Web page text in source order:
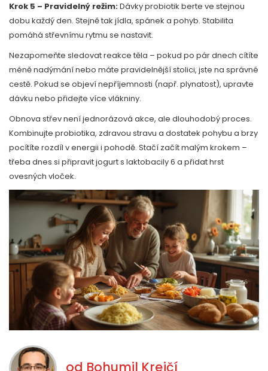
Krok 5 – Pravidelný režim:Dávky probiotik berte ve stejnou
dobu každý den. Stejně tak jídla, spánek a pohyb. Stabilita
pomáhá střevnímu rytmu se nastavit.
Nezapomeňte sledovat reakce těla – pokud po pár dnech cítíte
méně nadýmání nebo máte pravidelnější stolici, jste na správné
cestě. Pokud se objeví nepříjemnosti (např. plynatost), upravte
dávku nebo přidejte více vlákniny.
Obnova střev není jednorázová akce, ale dlouhodobý proces.
Kombinujte probiotika, zdravou stravu a dostatek pohybu a brzy
pocítíte rozdíl v energii i pohodě. Stačí začít malým krokem –
třeba dnes si připravit jogurt s laktobacily 6 a přidat hrst
ovesných vloček.
od Bohumil Krejčí